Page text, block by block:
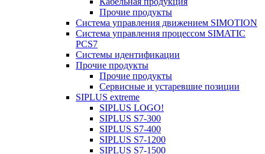
Прочие продукты
Система управления движением SIMOTION
Система управления процессом SIMATIC
PCS7
Системы идентификации
Прочие продукты
Прочие продукты
Сервисные и устаревшие позиции
SIPLUS extreme
SIPLUS LOGO!
SIPLUS S7-300
SIPLUS S7-400
SIPLUS S7-1200
SIPLUS S7-1500